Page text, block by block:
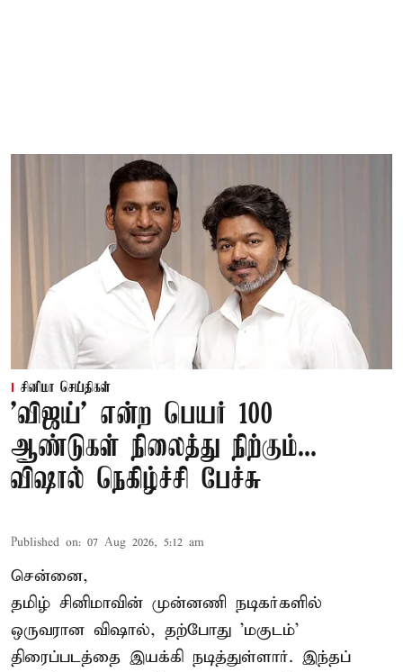
சினிமா செய்திகள்
'விஜய்' என்ற பெயர் 100
ஆண்டுகள் நிலைத்து நிற்கும்...
விஷால் நெகிழ்ச்சி பேச்சு
Published on: 07 Aug 2026, 5:12 am
சென்னை,
தமிழ் சினிமாவின் முன்னணி நடிகர்களில்
ஒருவரான விஷால், தற்போது 'மகுடம்'
திரைப்படத்தை இயக்கி நடித்துள்ளார். இந்தப்